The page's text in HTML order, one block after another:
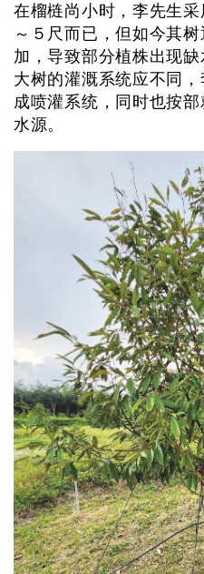
在榴梿尚小时，李先生
～５尺而已，但如今其
加，导致部分植株出现
大树的灌溉系统应不同
成喷灌系统，同时也按
水源。